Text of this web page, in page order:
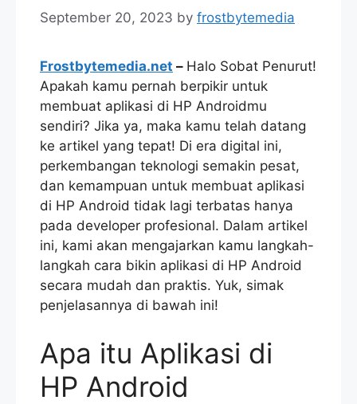
September 20, 2023 by frostbytemedia
Frostbytemedia.net – Halo Sobat Penurut!
Apakah kamu pernah berpikir untuk
membuat aplikasi di HP Androidmu
sendiri? Jika ya, maka kamu telah datang
ke artikel yang tepat! Di era digital ini,
perkembangan teknologi semakin pesat,
dan kemampuan untuk membuat aplikasi
di HP Android tidak lagi terbatas hanya
pada developer profesional. Dalam artikel
ini, kami akan mengajarkan kamu langkah-
langkah cara bikin aplikasi di HP Android
secara mudah dan praktis. Yuk, simak
penjelasannya di bawah ini!
Apa itu Aplikasi di
HP Android